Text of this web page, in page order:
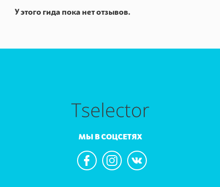
У этого гида пока нет отзывов.
МЫ В СОЦСЕТЯХ